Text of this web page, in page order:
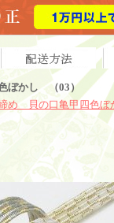
ぼかし （03）
め 貝の口亀甲四色ぼ